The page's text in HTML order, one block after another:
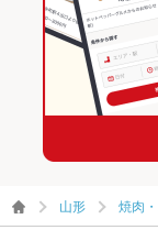
山形 焼肉